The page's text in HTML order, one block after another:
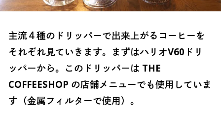
主流４種のドリッパーで出来上がるコーヒーを
それぞれ見ていきます。まずはハリオV60ドリ
ッパーから。このドリッパーは THE
COFFEESHOP の店舗メニューでも使用していま
す（金属フィルターで使用）。